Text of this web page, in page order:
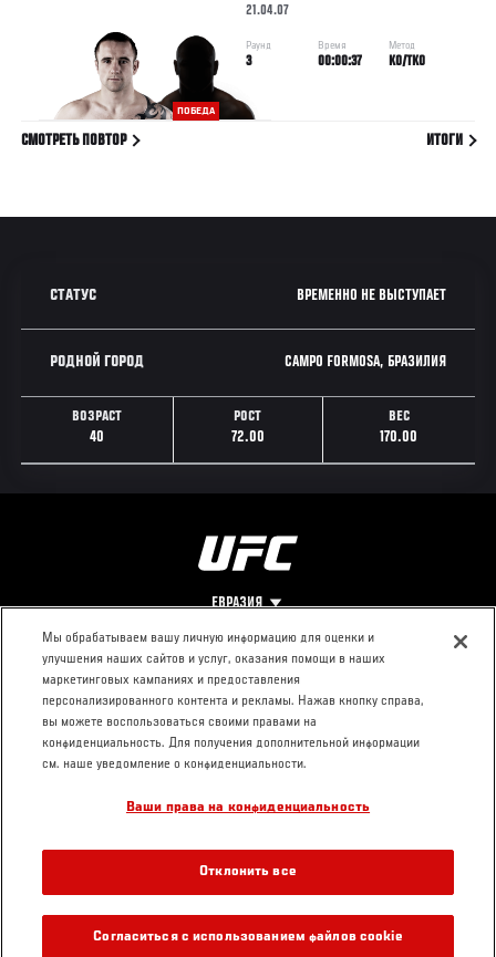
ПОБЕДА
21.04.07
Раунд
3
Время
00:00:37
Метод
KO/TKO
СМОТРЕТЬ ПОВТОР ИТОГИ
СТАТУС ВРЕМЕННО НЕ ВЫСТУПАЕТ
РОДНОЙ ГОРОД CAMPO FORMOSA, БРАЗИЛИЯ
ВОЗРАСТ
40
РОСТ
72.00
ВЕС
170.00
ЕВРАЗИЯ
Footer
О UFC
Про ММА
Социальная
ответственность
КОНТАКТЫ
Пресс-центр
Условия
использования
Мы обрабатываем вашу личную информацию для оценки и
улучшения наших сайтов и услуг, оказания помощи в наших
маркетинговых кампаниях и предоставления
персонализированного контента и рекламы. Нажав кнопку справа,
вы можете воспользоваться своими правами на
конфиденциальность. Для получения дополнительной информации
см. наше уведомление о конфиденциальности.
Ваши права на конфиденциальность
Отклонить все
Согласиться с использованием файлов cookie